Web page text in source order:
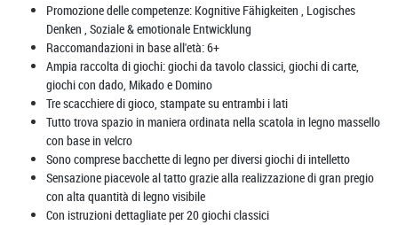
Promozione delle competenze: Kognitive Fähigkeiten , Logisches
Denken , Soziale & emotionale Entwicklung
Raccomandazioni in base all'età:6+
Ampia raccolta di giochi: giochi da tavolo classici, giochi di carte,
giochi con dado, Mikado e Domino
Tre scacchiere di gioco, stampate su entrambi i lati
Tutto trova spazio in maniera ordinata nella scatola in legno massello
con base in velcro
Sono comprese bacchette di legno per diversi giochi di intelletto
Sensazione piacevole al tatto grazie alla realizzazione di gran pregio
con alta quantità di legno visibile
Con istruzioni dettagliate per 20 giochi classici